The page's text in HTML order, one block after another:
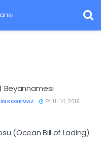
Beyannamesi
KORKMAZ
EYLÜL 14, 2019
(Ocean Bill of Lading)